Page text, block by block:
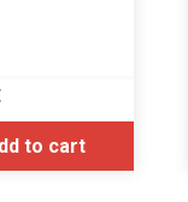
to cart